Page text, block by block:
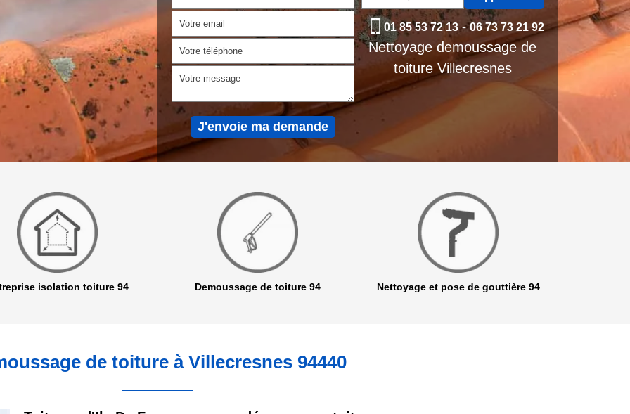
01 85 53 72 13-06 73 73 21 92
Nettoyage demoussage de
toiture Villecresnes
isolation toiture 94 Demoussage de toiture 94 Nettoyage et pose de gouttière 94
de toiture à Villecresnes 94440